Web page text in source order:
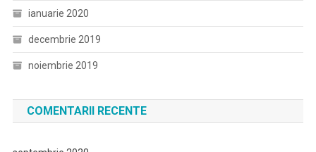
ianuarie 2020
decembrie 2019
noiembrie 2019
COMENTARII RECENTE